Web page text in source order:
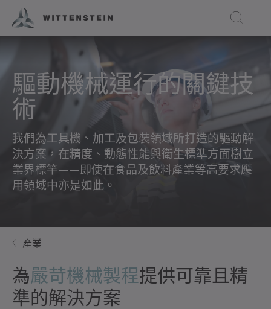
驅動機械運行的關鍵技
術
我們為工具機、加工及包裝領域所打造的驅動解
決方案，在精度、動態性能與衛生標準方面樹立
業界標竿——即使在食品及飲料產業等高要求應
用領域中亦是如此。
產業
為嚴苛機械製程提供可靠且精
準的解決方案